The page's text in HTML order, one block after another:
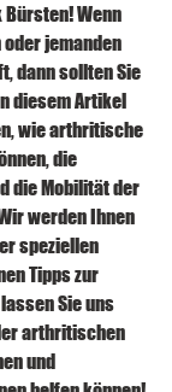
Wenn
jemanden
dann sollten Sie
diesem Artikel
wie arthritische
die
die Mobilität der
werden Ihnen
speziellen
Tipps zur
Sie uns
arthritischen
und